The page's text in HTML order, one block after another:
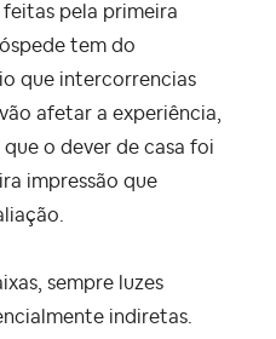
feitas pela primeira
tem do
que intercorrencias
afetar a experiência,
o dever de casa foi
impressão que
sempre luzes
indiretas.